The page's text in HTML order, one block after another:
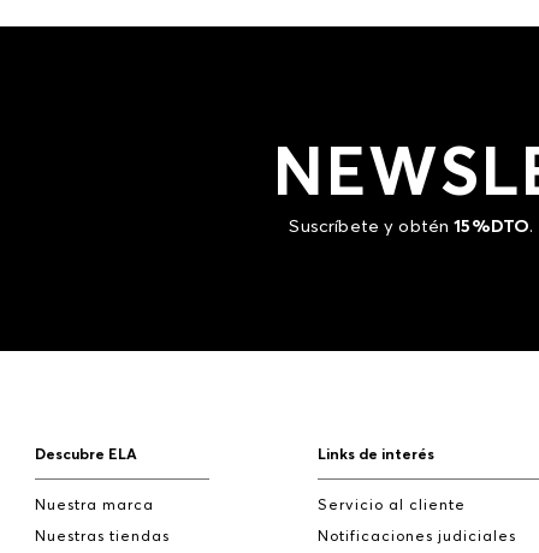
Suscríbete y obtén15%DTO.
Descubre ELA
Nuestra marca
Nuestras tiendas
Links de interés
Servicio al cliente
Notificaciones judiciales